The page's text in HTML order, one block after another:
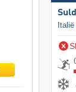
Italië